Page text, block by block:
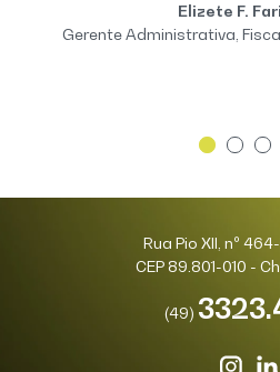
Elizete F.
Gerente Administrativa,
Rua Pio XII, nº
CEP 89.801-010 -
(49)